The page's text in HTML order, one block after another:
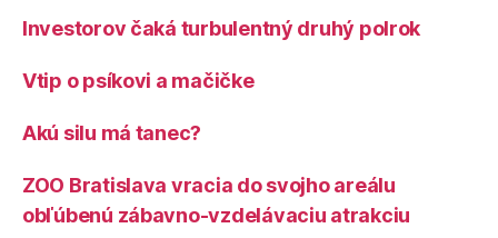
Investorov čaká turbulentný druhý polrok
Vtip o psíkovi a mačičke
Akú silu má tanec?
ZOO Bratislava vracia do svojho areálu
obľúbenú zábavno-vzdelávaciu atrakciu